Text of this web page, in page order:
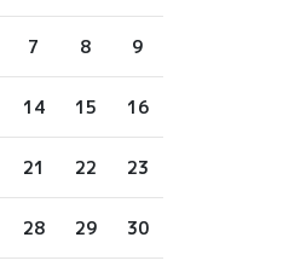
7 8 9
14 15 16
21 22 23
28 29 30